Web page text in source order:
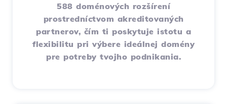
588 doménových rozšírení
prostredníctvom akreditovaných
partnerov, čím ti poskytuje istotu a
flexibilitu pri výbere ideálnej domény
pre potreby tvojho podnikania.